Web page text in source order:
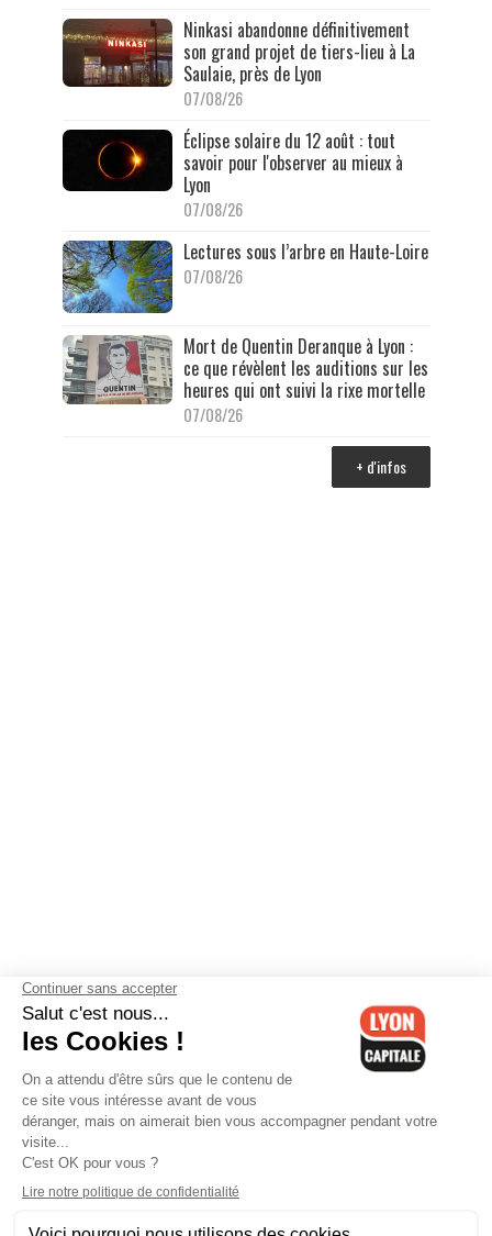
Ninkasi abandonne définitivement
son grand projet de tiers-lieu à La
Saulaie, près de Lyon
07/08/26
Éclipse solaire du 12 août : tout
savoir pour l'observer au mieux à
Lyon
07/08/26
Lectures sous l’arbre en Haute-Loire
07/08/26
Mort de Quentin Deranque à Lyon :
ce que révèlent les auditions sur les
heures qui ont suivi la rixe mortelle
07/08/26
+ d'infos